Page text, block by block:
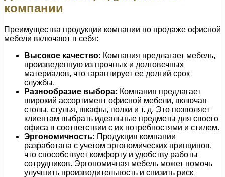
компании
Преимущества продукции компании по продаже офисной
мебели включают в себя:
Высокое качество: Компания предлагает мебель,
произведенную из прочных и долговечных
материалов, что гарантирует ее долгий срок
службы.
Разнообразие выбора: Компания предлагает
широкий ассортимент офисной мебели, включая
столы, стулья, шкафы, полки и т. д. Это позволяет
клиентам выбрать идеальные предметы для своего
офиса в соответствии с их потребностями и стилем.
Эргономичность: Продукция компании
разработана с учетом эргономических принципов,
что способствует комфорту и удобству работы
сотрудников. Эргономичная мебель может помочь
улучшить производительность и снизить риск